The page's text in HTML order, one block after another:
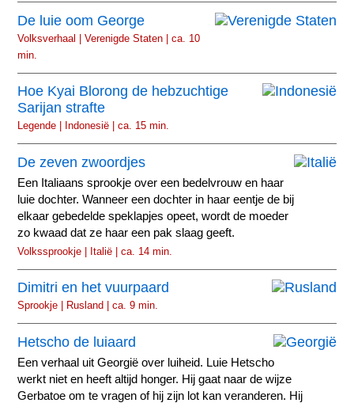
De luie oom George
Volksverhaal | Verenigde Staten | ca. 10
min.
Hoe Kyai Blorong de hebzuchtige
Sarijan strafte
Legende | Indonesië | ca. 15 min.
De zeven zwoordjes
Een Italiaans sprookje over een bedelvrouw en haar
luie dochter. Wanneer een dochter in haar eentje de bij
elkaar gebedelde speklapjes opeet, wordt de moeder
zo kwaad dat ze haar een pak slaag geeft.
Volkssprookje | Italië | ca. 14 min.
Dimitri en het vuurpaard
Sprookje | Rusland | ca. 9 min.
Hetscho de luiaard
Een verhaal uit Georgië over luiheid. Luie Hetscho
werkt niet en heeft altijd honger. Hij gaat naar de wijze
Gerbatoe om te vragen of hij zijn lot kan veranderen. Hij